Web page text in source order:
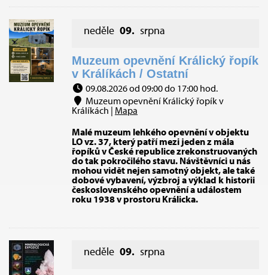
neděle 09. srpna
Muzeum opevnění Králický řopík
v Králíkách / Ostatní
09.08.2026 od 09:00 do 17:00 hod.
Muzeum opevnění Králický řopík v
Králíkách | Mapa
Malé muzeum lehkého opevnění v objektu
LO vz. 37, který patří mezi jeden z mála
řopíků v České republice zrekonstruovaných
do tak pokročilého stavu. Návštěvníci u nás
mohou vidět nejen samotný objekt, ale také
dobové vybavení, výzbroj a výklad k historii
československého opevnění a událostem
roku 1938 v prostoru Králicka.
neděle 09. srpna